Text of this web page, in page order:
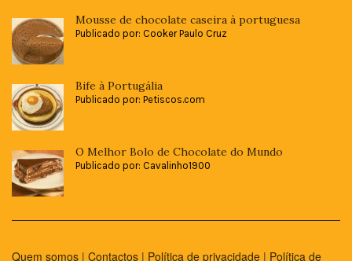
Mousse de chocolate caseira à portuguesa
Publicado por: Cooker Paulo Cruz
Bife à Portugália
Publicado por: Petiscos.com
O Melhor Bolo de Chocolate do Mundo
Publicado por: Cavalinho1900
Quem somos | Contactos | Política de privacidade | Política de